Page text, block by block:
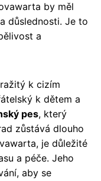
by měl
důslednosti. Je to
a
k cizím
k dětem a
pes, který
zůstává dlouho
je důležité
a péče. Jeho
aby se